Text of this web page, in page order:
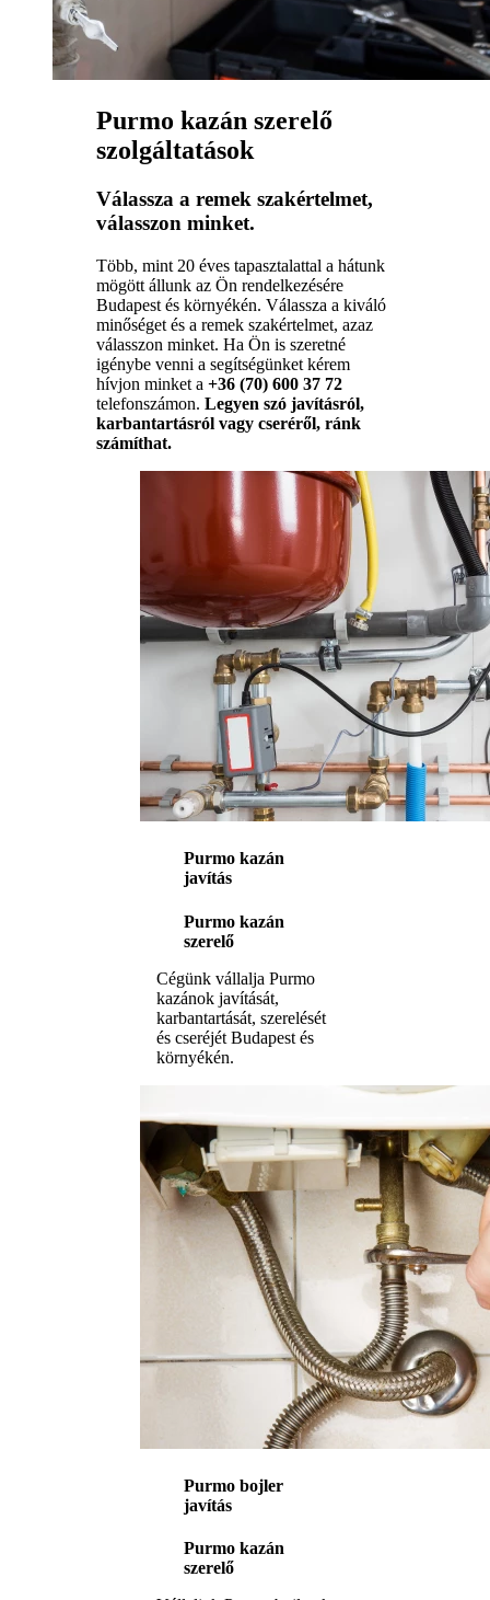
Purmo kazán szerelő
szolgáltatások
Válassza a remek szakértelmet,
válasszon minket.
Több, mint 20 éves tapasztalattal a hátunk
mögött állunk az Ön rendelkezésére
Budapest és környékén. Válassza a kiváló
minőséget és a remek szakértelmet, azaz
válasszon minket. Ha Ön is szeretné
igénybe venni a segítségünket kérem
hívjon minket a +36 (70) 600 37 72
telefonszámon. Legyen szó javításról,
karbantartásról vagy cseréről, ránk
számíthat.
Purmo kazán
javítás
Purmo kazán
szerelő
Cégünk vállalja Purmo
kazánok javítását,
karbantartását, szerelését
és cseréjét Budapest és
környékén.
Purmo bojler
javítás
Purmo kazán
szerelő